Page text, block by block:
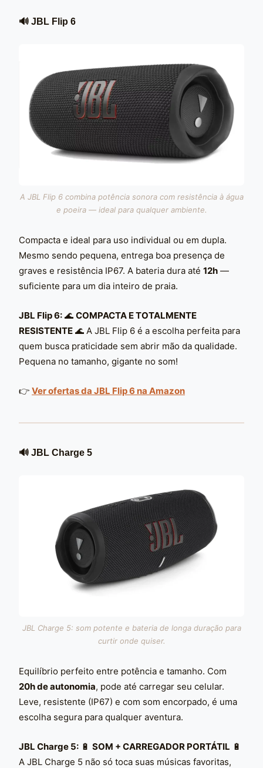
🔊 JBL Flip 6
A JBL Flip 6 combina potência sonora com resistência à água
e poeira — ideal para qualquer ambiente.
Compacta e ideal para uso individual ou em dupla.
Mesmo sendo pequena, entrega boa presença de
graves e resistência IP67. A bateria dura até 12h —
suficiente para um dia inteiro de praia.
JBL Flip 6: 🌊 COMPACTA E TOTALMENTE
RESISTENTE 🌊 A JBL Flip 6 é a escolha perfeita para
quem busca praticidade sem abrir mão da qualidade.
Pequena no tamanho, gigante no som!
👉 Ver ofertas da JBL Flip 6 na Amazon
🔊 JBL Charge 5
JBL Charge 5: som potente e bateria de longa duração para
curtir onde quiser.
Equilíbrio perfeito entre potência e tamanho. Com
20h de autonomia, pode até carregar seu celular.
Leve, resistente (IP67) e com som encorpado, é uma
escolha segura para qualquer aventura.
JBL Charge 5: 🔋 SOM + CARREGADOR PORTÁTIL 🔋
A JBL Charge 5 não só toca suas músicas favoritas,